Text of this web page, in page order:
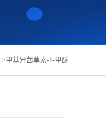
>甲基异茜草素-1-甲醚